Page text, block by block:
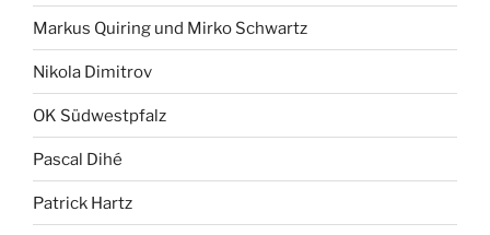
Markus Quiring und Mirko Schwartz
Nikola Dimitrov
OK Südwestpfalz
Pascal Dihé
Patrick Hartz